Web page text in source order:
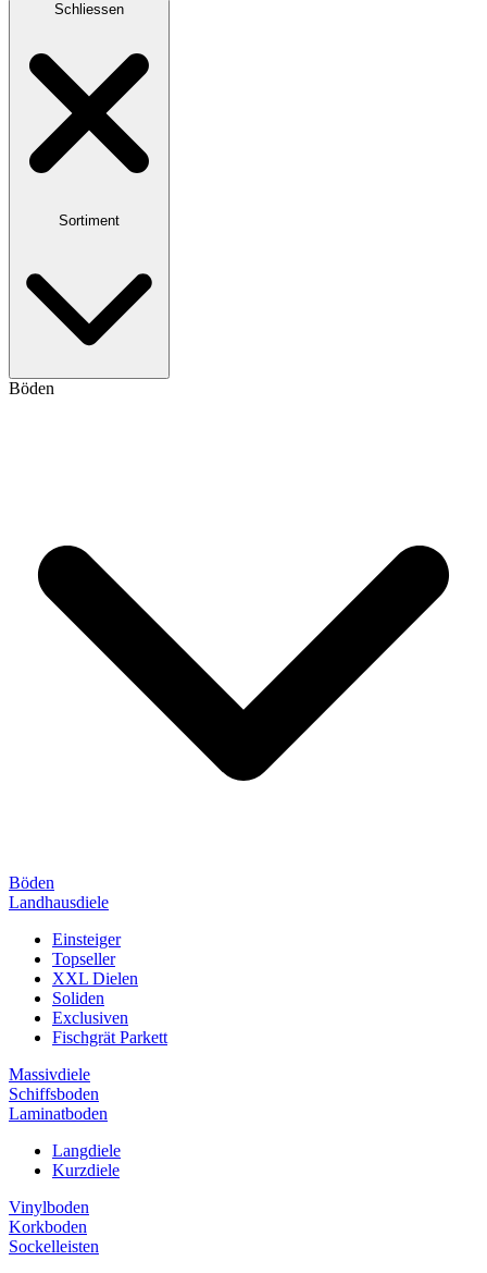
Schliessen
Sortiment
Böden
Böden
Landhausdiele
Einsteiger
Topseller
XXL Dielen
Soliden
Exclusiven
Fischgrät Parkett
Massivdiele
Schiffsboden
Laminatboden
Langdiele
Kurzdiele
Vinylboden
Korkboden
Sockelleisten